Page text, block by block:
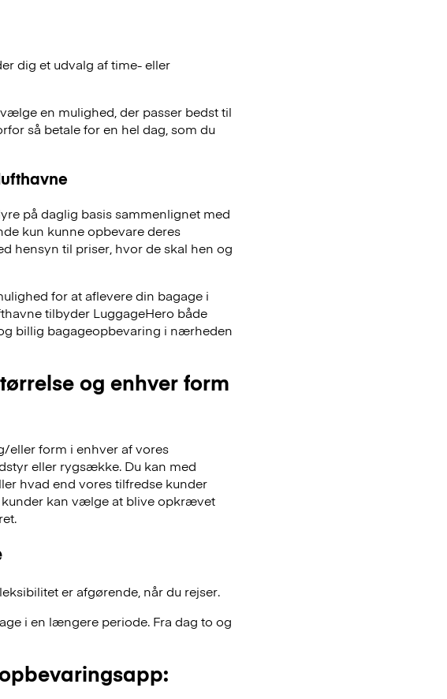
dig et udvalg af time- eller
en mulighed, der passer bedst til
så betale for en hel dag, som du
på daglig basis sammenlignet med
kun kunne opbevare deres
hensyn til priser, hvor de skal hen og
for at aflevere din bagage i
tilbyder LuggageHero både
billig bagageopbevaring i nærheden
og enhver form
eller form i enhver af vores
eller rygsække. Du kan med
hvad end vores tilfredse kunder
kunder kan vælge at blive opkrævet
er afgørende, når du rejser.
i en længere periode. Fra dag to og